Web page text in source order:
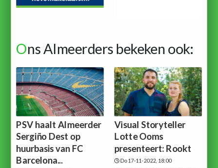
Ons Almeerders bekeken ook:
PSV haalt Almeerder
Sergiño Dest op
huurbasis van FC
Barcelona...
Visual Storyteller
Lotte Ooms
presenteert: Rookt
Do 17-11-2022, 18:00